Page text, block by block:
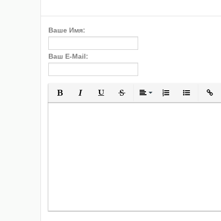
Ваше Имя:
Ваш E-Mail:
Полужирный
КурсивПодчеркнутый
Зачеркнутый